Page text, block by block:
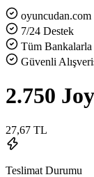
oyuncudan.com
7/24 Destek
Tüm Bankalarla
Güvenli
2.750
27,67 TL
Teslimat Durumu